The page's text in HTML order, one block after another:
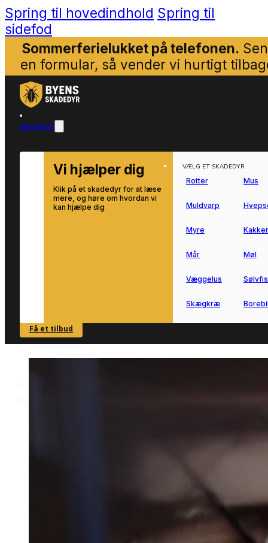
Spring til hovedindhold Spring til
sidefod
Sommerferielukket på telefonen.
en formular, så vender vi hurtigt
Skadedyr
Vi hjælper dig
Klik på et skadedyr for at læse
mere, og høre om hvordan vi
kan hjælpe dig
SE OVERSIGT
VÆLG ET SKADEDYR
Rotter Mus
Muldvarp
Myre
Mår Møl
Væggelus
Skægkræ
Få et tilbud
Få hjælp til væggelusbekæmpelse i
Helsingør, hvis du har mistanke om
Vi forbinder dig med lokale partnere,